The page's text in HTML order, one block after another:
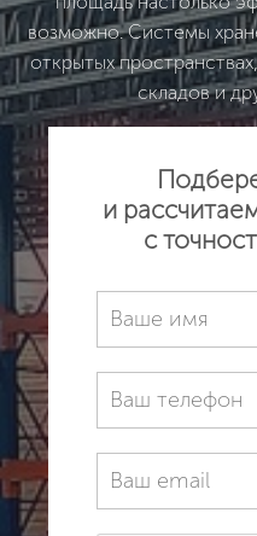
возможно. Системы
открытых
складов и
и
с